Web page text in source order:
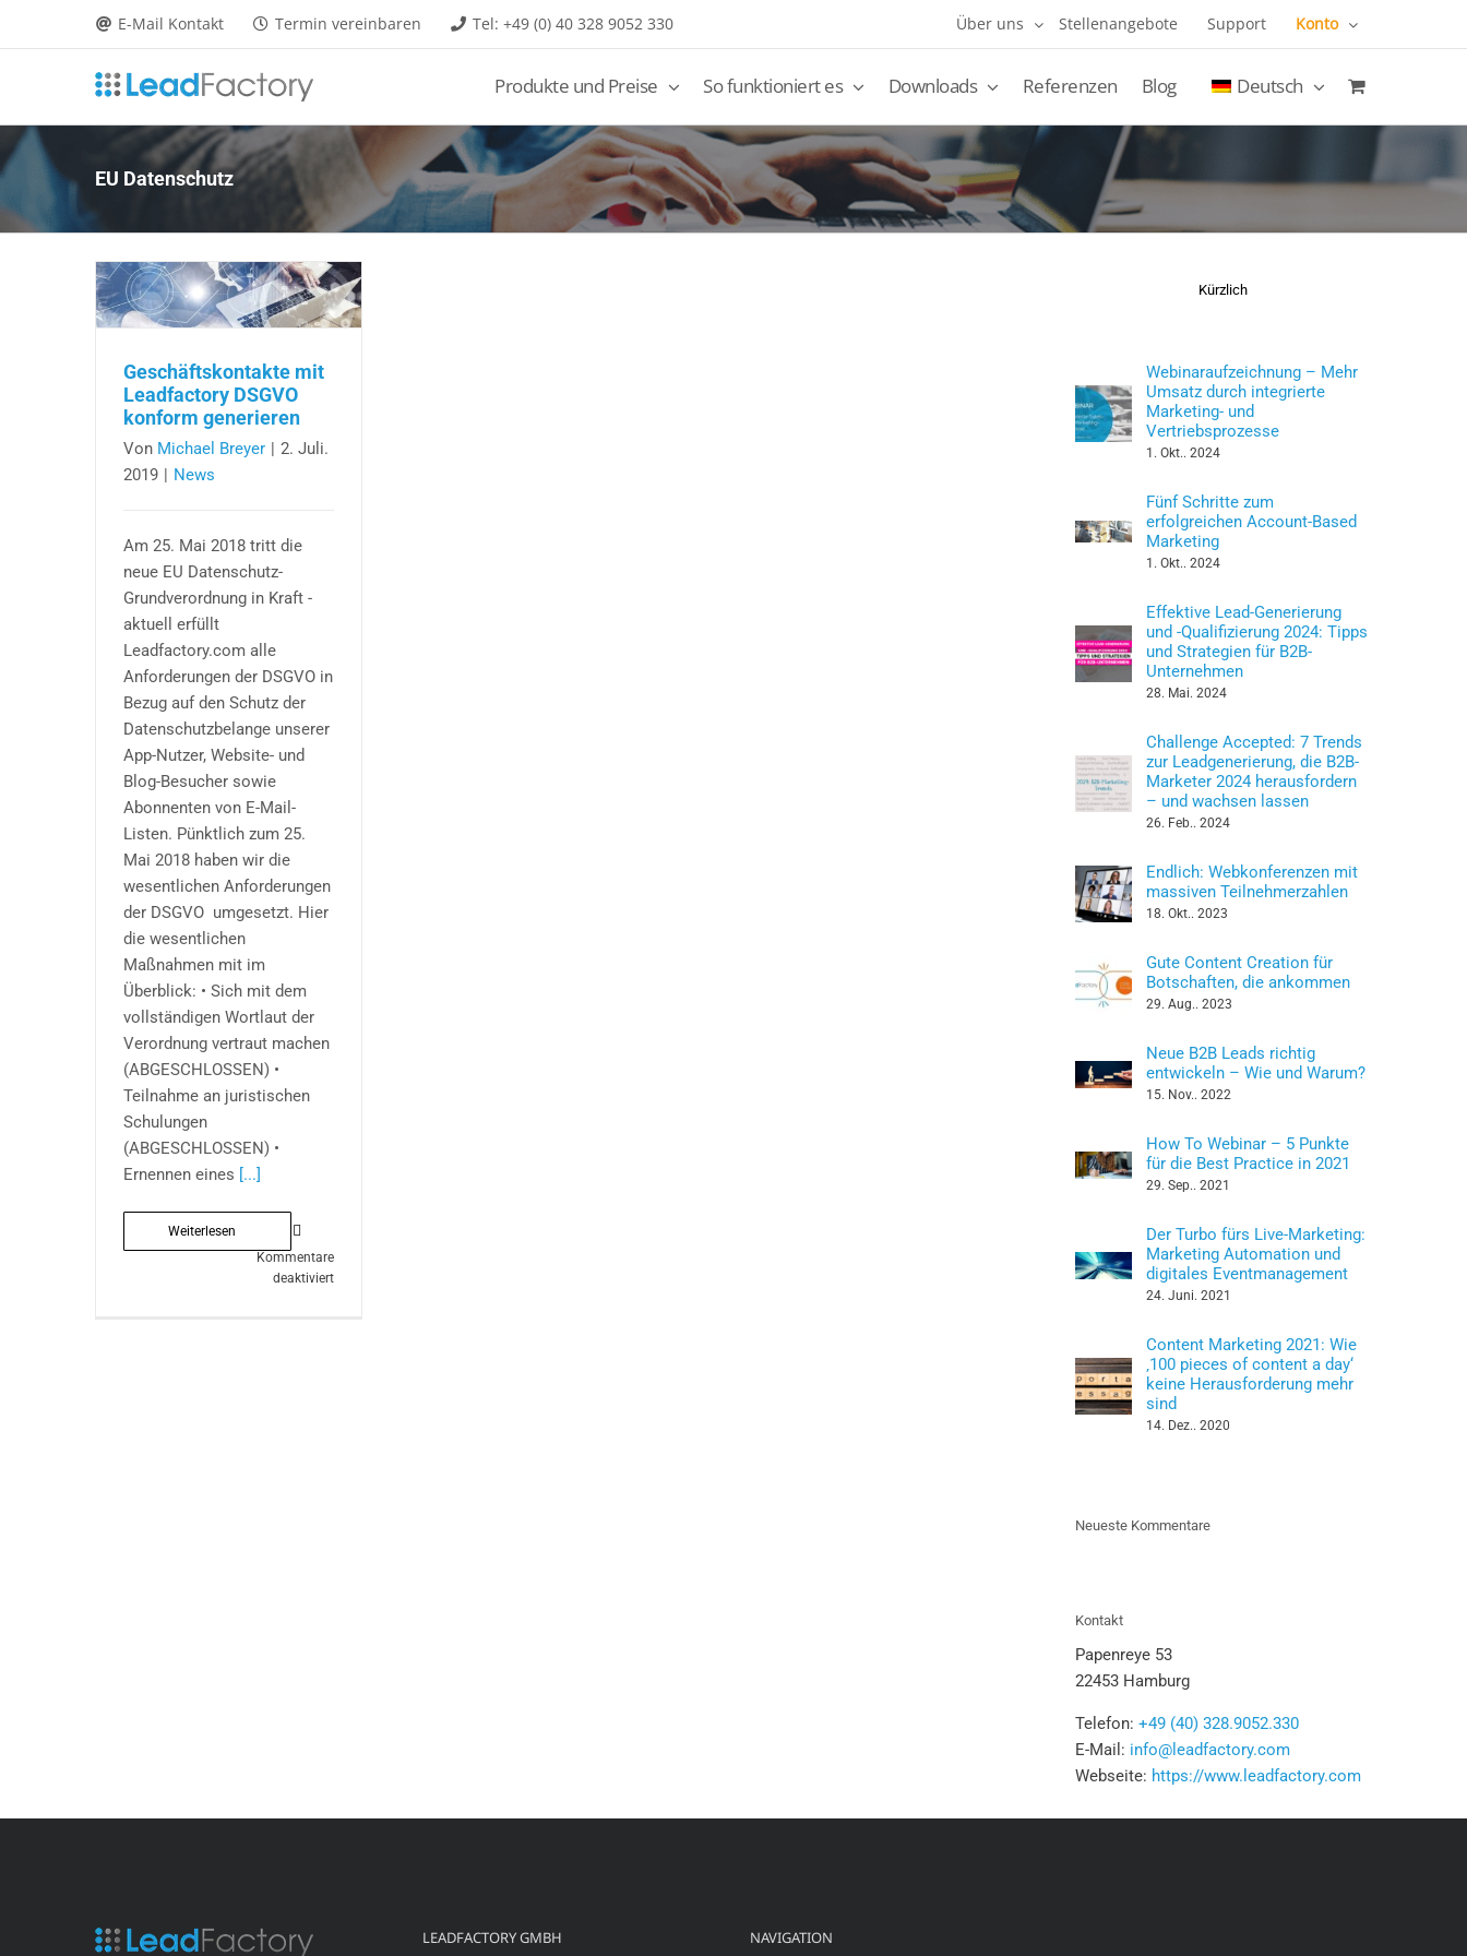
E-Mail Kontakt Termin vereinbaren Tel: +49 (0) 40 328 9052 330 Über uns Stellenangebote Support Konto
Produkte und Preise So funktioniert es Downloads Referenzen Blog Deutsch
EU Datenschutz
Geschäftskontakte mit
Leadfactory DSGVO
konform generieren
Von Michael Breyer | 2. Juli.
2019 | News
Am 25. Mai 2018 tritt die
neue EU Datenschutz-
Grundverordnung in Kraft -
aktuell erfüllt
Leadfactory.com alle
Anforderungen der DSGVO in
Bezug auf den Schutz der
Datenschutzbelange unserer
App-Nutzer, Website- und
Blog-Besucher sowie
Abonnenten von E-Mail-
Listen. Pünktlich zum 25.
Mai 2018 haben wir die
wesentlichen Anforderungen
der DSGVO umgesetzt. Hier
die wesentlichen
Maßnahmen mit im
Überblick: • Sich mit dem
vollständigen Wortlaut der
Verordnung vertraut machen
(ABGESCHLOSSEN) •
Teilnahme an juristischen
Schulungen
(ABGESCHLOSSEN) •
Ernennen eines [...]
Weiterlesen
Kommentare
deaktiviertfür
Kürzlich
Webinaraufzeichnung – Mehr
Umsatz durch integrierte
Marketing- und
Vertriebsprozesse
1. Okt.. 2024
Fünf Schritte zum
erfolgreichen Account-Based
Marketing
1. Okt.. 2024
Effektive Lead-Generierung
und -Qualifizierung 2024: Tipps
und Strategien für B2B-
Unternehmen
28. Mai. 2024
Challenge Accepted: 7 Trends
zur Leadgenerierung, die B2B-
Marketer 2024 herausfordern
– und wachsen lassen
26. Feb.. 2024
Endlich: Webkonferenzen mit
massiven Teilnehmerzahlen
18. Okt.. 2023
Gute Content Creation für
Botschaften, die ankommen
29. Aug.. 2023
Neue B2B Leads richtig
entwickeln – Wie und Warum?
15. Nov.. 2022
How To Webinar – 5 Punkte
für die Best Practice in 2021
29. Sep.. 2021
Der Turbo fürs Live-Marketing:
Marketing Automation und
digitales Eventmanagement
24. Juni. 2021
Content Marketing 2021: Wie
‚100 pieces of content a day‘
keine Herausforderung mehr
sind
14. Dez.. 2020
Neueste Kommentare
Kontakt
Papenreye 53
22453 Hamburg
Telefon:+49 (40) 328.9052.330
E-Mail: info@leadfactory.com
Webseite: https://www.leadfactory.com
LEADFACTORY GMBH NAVIGATION